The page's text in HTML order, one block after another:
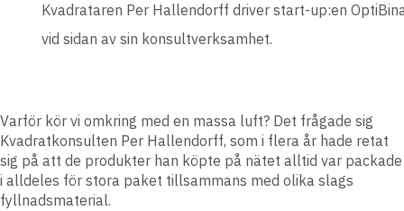
Kvadrataren Per Hallendorff driver start-up:en
vid sidan av sin konsultverksamhet.
Varför kör vi omkring med en massa luft? Det frågade sig
Kvadratkonsulten Per Hallendorff, som i flera år hade retat
sig på att de produkter han köpte på nätet alltid var packade
i alldeles för stora paket tillsammans med olika slags
fyllnadsmaterial.